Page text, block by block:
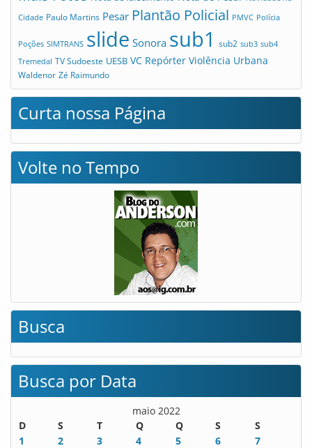
Cidade Paulo Martins Pesar Plantão Policial PMVC Polícia
Poções SIMTRANS slide Sonora sub1 sub2 sub3 sub4
Tremedal TV Sudoeste UESB VC Repórter Violência Urbana
Waldenor Zé Raimundo
Curta nossa Página
Volte no Tempo
Busca
Busca por Data
maio 2022
D
S T Q Q S
S
1
2 3 4 5 6
7